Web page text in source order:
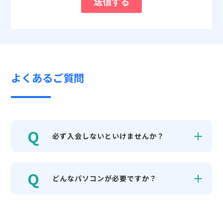
よくあるご質問
必ず入会しないといけませんか？
どんなパソコンが必要ですか？